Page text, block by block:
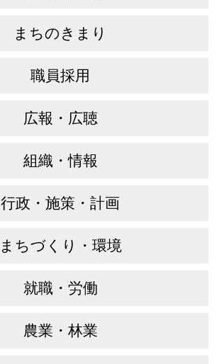
まちのきまり
職員採用
広報・広聴
組織・情報
行政・施策・計画
まちづくり・環境
就職・労働
農業・林業